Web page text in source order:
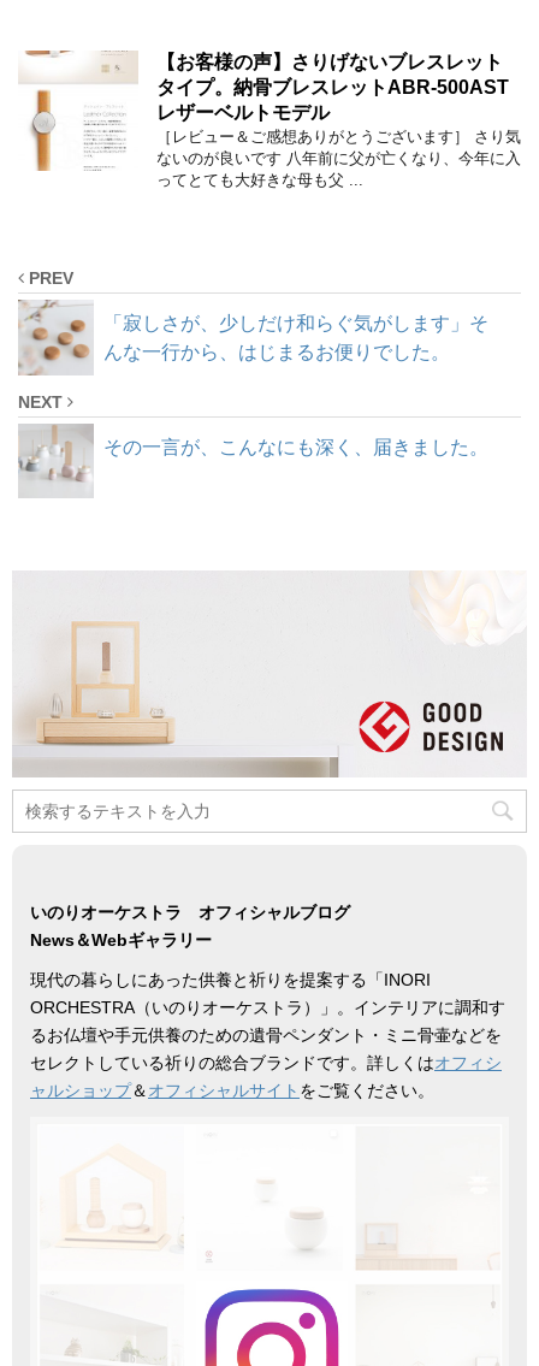
【お客様の声】さりげないブレスレット
タイプ。納骨ブレスレットABR-500AST
レザーベルトモデル
［レビュー＆ご感想ありがとうございます］ さり気
ないのが良いです 八年前に父が亡くなり、今年に入
ってとても大好きな母も父 ...
PREV
「寂しさが、少しだけ和らぐ気がします」そ
んな一行から、はじまるお便りでした。
NEXT
その一言が、こんなにも深く、届きました。
いのりオーケストラ オフィシャルブログ
News＆Webギャラリー
現代の暮らしにあった供養と祈りを提案する「INORI
ORCHESTRA（いのりオーケストラ）」。インテリアに調和す
るお仏壇や手元供養のための遺骨ペンダント・ミニ骨壷などを
セレクトしている祈りの総合ブランドです。詳しくはオフィシ
ャルショップ＆ オフィシャルサイト をご覧ください。